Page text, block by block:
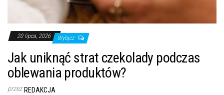
20 lipca, 2026 Wyłącz
Jak uniknąć strat czekolady podczas
oblewania produktów?
przez REDAKCJA